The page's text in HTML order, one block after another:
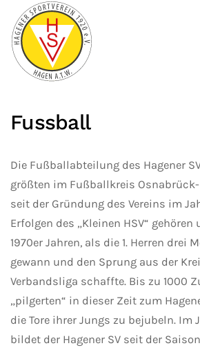
Zum Hauptinhalt springen
Fussball
Die Fußballabteilung des Hagener
größten im Fußballkreis
seit der Gründung des Vereins im
Erfolgen des „Kleinen HSV“ gehören
1970er Jahren, als die 1. Herren drei
gewann und den Sprung aus der
Verbandsliga schaffte. Bis zu 1000
„pilgerten“ in dieser Zeit zum
die Tore ihrer Jungs zu bejubeln. Im
bildet der Hagener SV seit der